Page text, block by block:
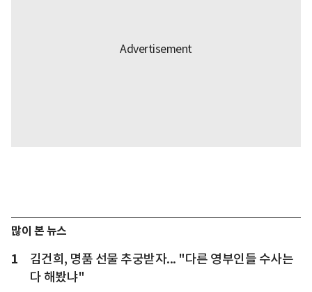
많이 본 뉴스
1
김건희, 명품 선물 추궁받자... "다른 영부인들 수사는
다 해봤냐"